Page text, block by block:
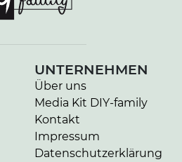
UNTERNEHMEN
Über uns
Media Kit DIY-family
Kontakt
Impressum
Datenschutzerklärung